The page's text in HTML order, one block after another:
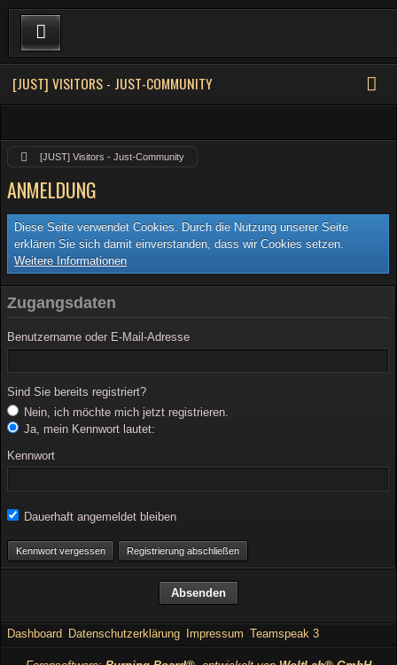
[JUST] VISITORS - JUST-COMMUNITY
[JUST] Visitors - Just-Community
ANMELDUNG
Diese Seite verwendet Cookies. Durch die Nutzung unserer Seite
erklären Sie sich damit einverstanden, dass wir Cookies setzen.
Weitere Informationen
Zugangsdaten
Benutzername oder E-Mail-Adresse
Sind Sie bereits registriert?
Nein, ich möchte mich jetzt registrieren.
Ja, mein Kennwort lautet:
Kennwort
Dauerhaft angemeldet bleiben
Kennwort vergessen Registrierung abschließen
Dashboard Datenschutzerklärung Impressum Teamspeak 3